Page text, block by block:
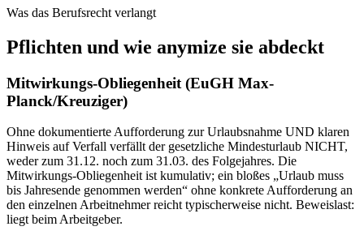
Was das Berufsrecht verlangt
Pflichten und wie anymize sie abdeckt
Mitwirkungs-Obliegenheit (EuGH Max-
Planck/Kreuziger)
Ohne dokumentierte Aufforderung zur Urlaubsnahme UND klaren
Hinweis auf Verfall verfällt der gesetzliche Mindesturlaub NICHT,
weder zum 31.12. noch zum 31.03. des Folgejahres. Die
Mitwirkungs-Obliegenheit ist kumulativ; ein bloßes „Urlaub muss
bis Jahresende genommen werden“ ohne konkrete Aufforderung an
den einzelnen Arbeitnehmer reicht typischerweise nicht. Beweislast:
liegt beim Arbeitgeber.